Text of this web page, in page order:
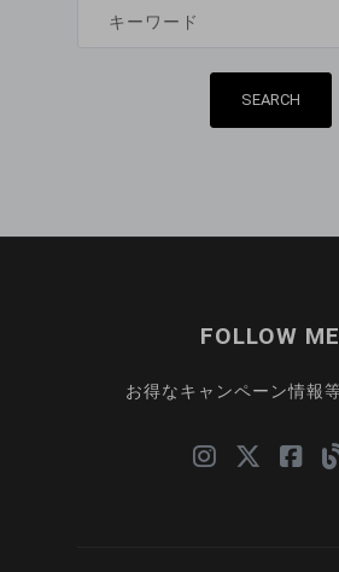
FOLLOW ME
お得なキャンペーン情報